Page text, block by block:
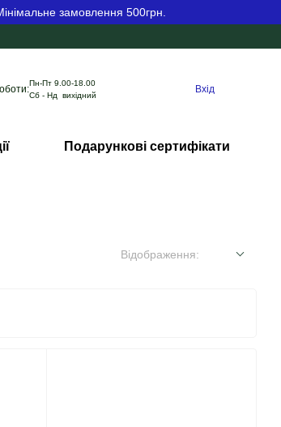
замовлення 500грн.
Пн-Пт 9.00-18.00
Сб - Нд вихідний
Вхід
Подарункові сертифікати
Відображення: